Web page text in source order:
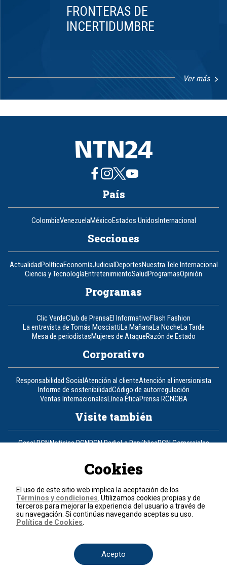
FRONTERAS DE
INCERTIDUMBRE
Ver más
8
País
ColombiaVenezuelaMéxicoEstados UnidosInternacional
Secciones
ActualidadPolíticaEconomíaJudicialDeportesNuestra Tele Internacional
Ciencia y TecnologíaEntretenimientoSaludProgramasOpinión
Programas
Clic VerdeClub de PrensaEl InformativoFlash Fashion
La entrevista de Tomás MosciattiLa MañanaLa NocheLa Tarde
Mesa de periodistasMujeres de AtaqueRazón de Estado
Corporativo
Responsabilidad SocialAtención al clienteAtención al inversionista
Informe de sostenibilidadCódigo de autorregulación
Ventas InternacionalesLínea ÉticaPrensa RCNOBA
Visite también
Canal RCNNoticias RCNRCN RadioLa RepúblicaRCN Comerciales
Un producto de RCN Televisión
Contáctenos
Teléfono+57 (601) 426 92 92
Términos y condiciones
© 2026, RCN Medios.
Cookies
El uso de este sitio web implica la aceptación de los
Términos y condiciones . Utilizamos cookies propias y de
terceros para mejorar la experiencia del usuario a través de
su navegación. Si continúas navegando aceptas su uso.
Política de Cookies
Acepto